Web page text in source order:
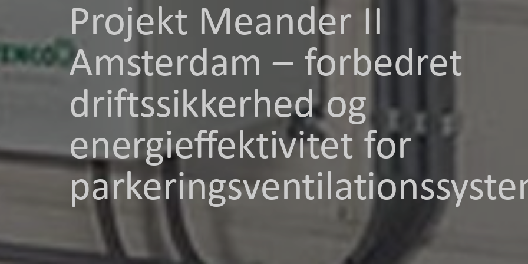
Projekt Meander II
Amsterdam – forbedret
driftssikkerhed og
energieffektivitet for